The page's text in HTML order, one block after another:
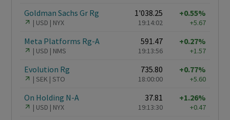
Goldman Sachs Gr Rg
USD NYX
1'038.25
19:14:02
+0.55%
+5.67
Meta Platforms Rg-A
USD NMS
591.47
19:13:56
+0.27%
+1.57
Evolution Rg
SEK STO
735.80
18:00:00
+0.77%
+5.60
On Holding N-A
USD NYX
37.81
19:13:30
+1.26%
+0.47